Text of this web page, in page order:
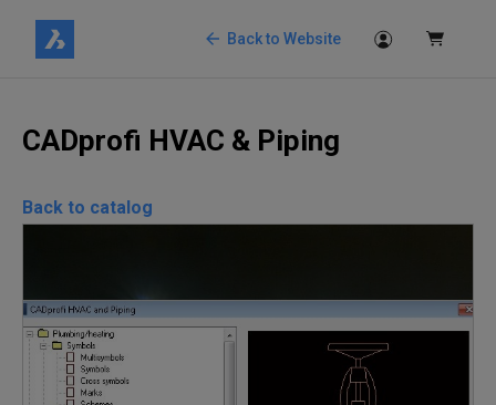
Back to Website
CADprofi HVAC & Piping
Back to catalog